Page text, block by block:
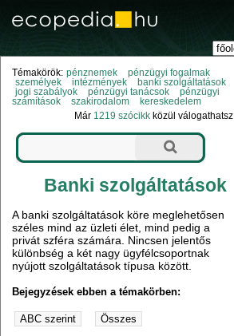
Témakörök: pénznemek
pénzügyi fogalmak
személyek
intézmények
banki szolgáltatások
jogi szabályok
pénzügyi tanácsok
pénzügyi
számítások
szakirodalom
kereskedelem
Már 1219 szócikk közül válogathatsz.
Banki szolgáltatások
A banki szolgáltatások köre meglehetősen
széles mind az üzleti élet, mind pedig a
privát szféra számára. Nincsen jelentős
különbség a két nagy ügyfélcsoportnak
nyújott szolgáltatások típusa között.
Bejegyzések ebben a témakörben: